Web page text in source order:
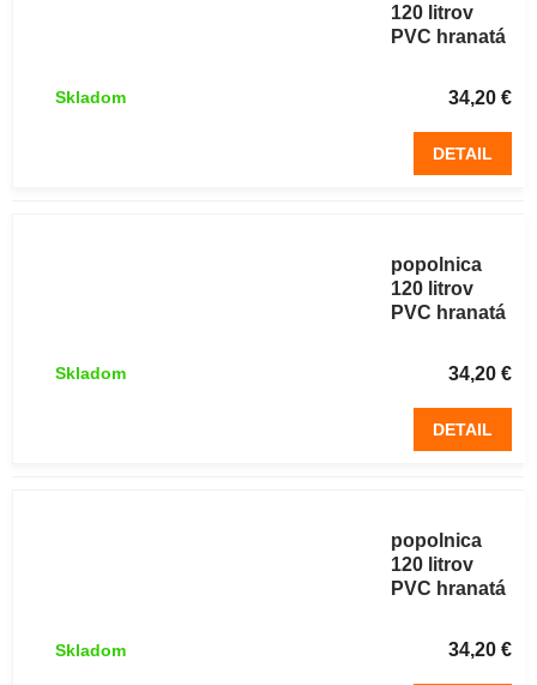
120 litrov
PVC hranatá
34,20 €
Skladom
DETAIL
popolnica
120 litrov
PVC hranatá
34,20 €
Skladom
DETAIL
popolnica
120 litrov
PVC hranatá
34,20 €
Skladom